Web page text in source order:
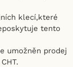
klecí,které
tento
umožněn prodej